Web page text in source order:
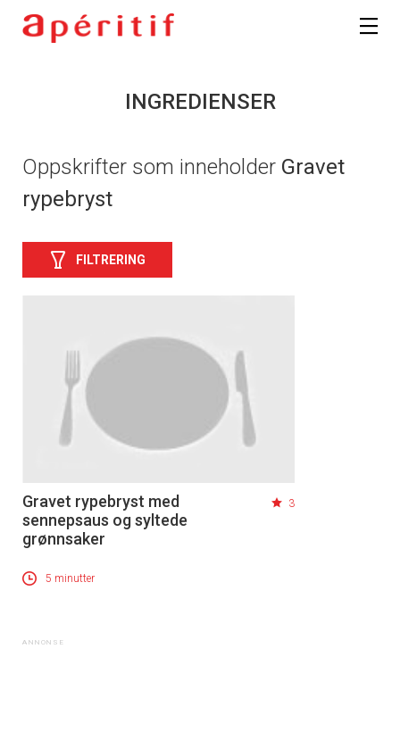
INGREDIENSER
Oppskrifter som inneholder Gravet
rypebryst
FILTRERING
Gravet rypebryst med
sennepsaus og syltede
grønnsaker
3
5 minutter